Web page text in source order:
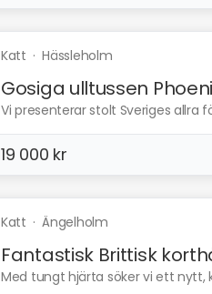
Katt ·Hässleholm
Gosiga ulltussen
Vi presenterar stolt Sveriges allra
19 000 kr
Katt ·Ängelholm
Fantastisk Brittisk
Med tungt hjärta söker vi ett nytt,